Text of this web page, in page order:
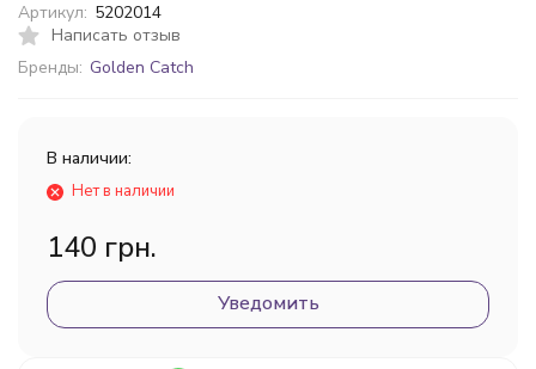
Написать отзыв
Бренды: Golden Catch
Артикул: 5202014
В наличии:
Нет в наличии
140 грн.
Уведомить